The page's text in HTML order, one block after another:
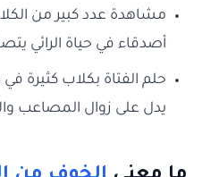
مشاهدة عدد كبير من
أصدقاء في حياة الرائي
حلم الفتاة بكلاب كثيرة
يدل على زوال المصاعب